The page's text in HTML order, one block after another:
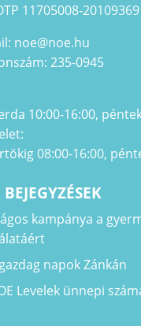
11705008-20109369
noe@noe.hu
235-0945
10:00-16:00,
08:00-16:00,
kampánya a
napok Zánkán
Levelek ünnepi